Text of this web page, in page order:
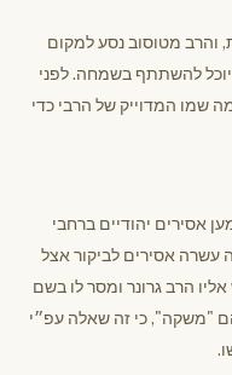
והרב מטוסוב נסע למקום
להשתתף בשמחה. לפני
שמו המדוייק של הרבי כדי
אסירים יהודיים ברחבי
אסירים לביקור אצל
הרב גרונר ומסר לו בשם
"משקה", כי זה שאלה עפ״י